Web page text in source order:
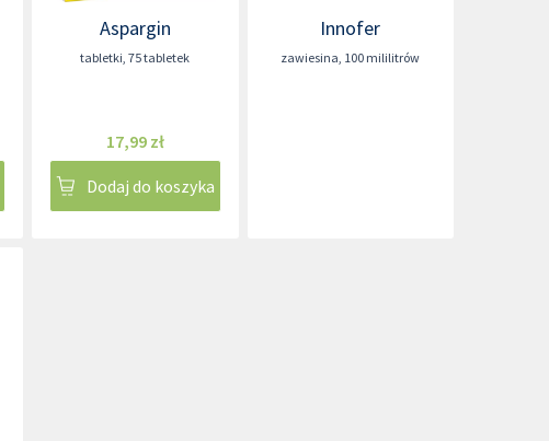
Aspargin
tabletki,75 tabletek
17,99 zł
Dodaj do koszyka
Innofer
zawiesina, 100 mililitrów